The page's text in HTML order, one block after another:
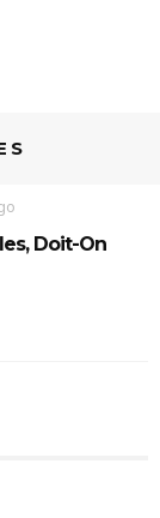
Doit-On